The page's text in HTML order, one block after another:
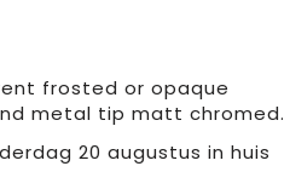
frosted or opaque
metal tip matt chromed.
20 augustus in huis